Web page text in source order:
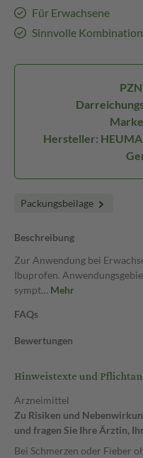
Für Erwachsene
Sinnvolle
Hersteller:
Packungsbeilage
Beschreibung
Zur Anwendung bei
Ibuprofen.
sympt… Mehr
FAQs
Bewertungen
Hinweistexte und
Arzneimittel
Zu Risiken und
und fragen Sie Ihre Ärztin,
Bei Schmerzen oder Fieber